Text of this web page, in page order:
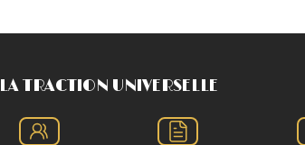
LA TRACTION UNIVERSELLE